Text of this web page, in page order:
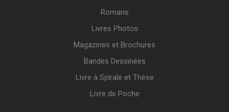
Romans
Livres Photos
Magazines et Brochures
Bandes Dessinées
Livre à Spirale et Thèse
Livre de Poche